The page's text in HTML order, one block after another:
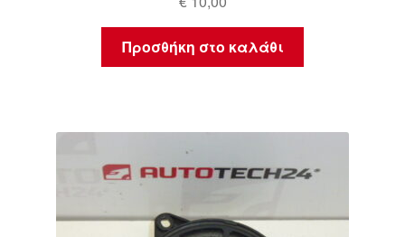
Προσθήκη στο καλάθι